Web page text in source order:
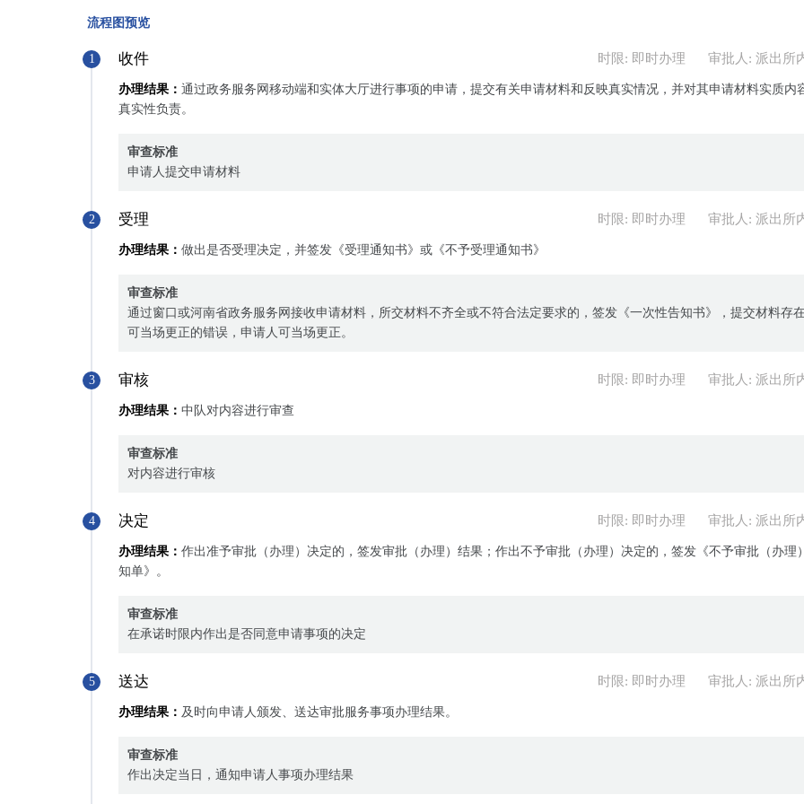
流程图预览
1 收件 时限: 即时办理 审批人: 派出所
办理结果： 通过政务服务网移动端和实体大厅进行事项的申请，提交有关申请材料和反映真实情况，并对其申请材料实质内
真实性负责。
审查标准
申请人提交申请材料
2 受理 时限: 即时办理 审批人: 派出所
办理结果： 做出是否受理决定，并签发《受理通知书》或《不予受理通知书》
审查标准
通过窗口或河南省政务服务网接收申请材料，所交材料不齐全或不符合法定要求的，签发《一次性告知书》，提交材料存
可当场更正的错误，申请人可当场更正。
3 审核 时限: 即时办理 审批人: 派出所
办理结果： 中队对内容进行审查
审查标准
对内容进行审核
4 决定 时限: 即时办理 审批人: 派出所
办理结果： 作出准予审批（办理）决定的，签发审批（办理）结果；作出不予审批（办理）决定的，签发《不予审批（办理
知单》。
审查标准
在承诺时限内作出是否同意申请事项的决定
5 送达 时限: 即时办理 审批人: 派出所
办理结果： 及时向申请人颁发、送达审批服务事项办理结果。
审查标准
作出决定当日，通知申请人事项办理结果